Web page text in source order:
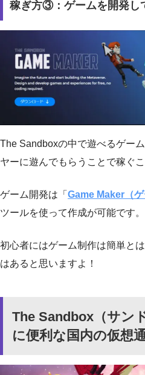
稼ぎ方③：ゲームを開発し
The Sandboxの中で遊べるゲー
ヤーに遊んでもらうことで稼ぐこ
ゲーム開発は「 Game Maker（ゲ
ツールを使って作成が可能です。
初心者にはゲーム制作は簡単と
はあると思いますよ！
The Sandbox（サン
に便利な国内の仮想